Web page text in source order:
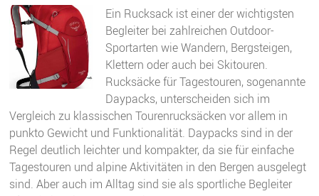
Ein Rucksack ist einer der wichtigsten
Begleiter bei zahlreichen Outdoor-
Sportarten wie Wandern, Bergsteigen,
Klettern oder auch bei Skitouren.
Rucksäcke für Tagestouren, sogenannte
Daypacks, unterscheiden sich im
Vergleich zu klassischen Tourenrucksäcken vor allem in
punkto Gewicht und Funktionalität. Daypacks sind in der
Regel deutlich leichter und kompakter, da sie für einfache
Tagestouren und alpine Aktivitäten in den Bergen ausgelegt
sind. Aber auch im Alltag sind sie als sportliche Begleiter